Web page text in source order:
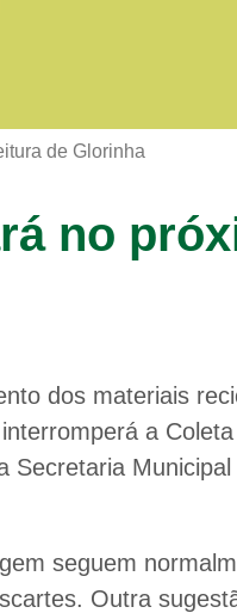
de Glorinha
no
dos materiais
a
seguem
Outra